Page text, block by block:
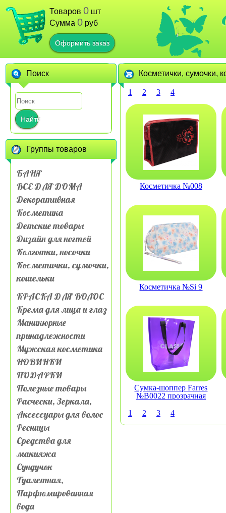
Товаров 0 шт
Сумма 0 руб
Оформить заказ
Поиск
Найти
Группы товаров
БАНЯ
ВСЕ ДЛЯ ДОМА
Декоративная
Косметика
Детские товары
Дизайн для ногтей
Колготки, носочки
Косметички, сумочки,
кошельки
КРАСКА ДЛЯ ВОЛОС
Крема для лица и глаз
Маникюрные
принадлежности
Мужская косметика
НОВИНКИ
ПОДАРКИ
Полезные товары
Расчески, Зеркала,
Аксессуары для волос
Ресницы
Средства для
макияжа
Сундучок
Туалетная,
Парфюмированная
вода
Косметички, сумочки,
1 2 3 4
Косметичка №008
Косметичка №Si 9
Сумка-шоппер Farres
№B0022 прозрачная
1
2 3 4